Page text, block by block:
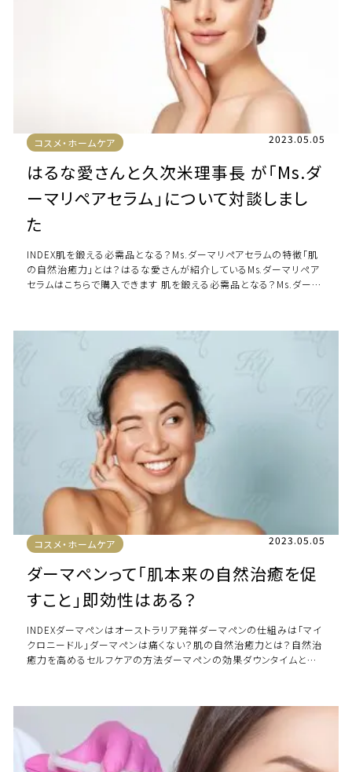
コスメ・ホームケア 2023.05.05
はるな愛さんと久次米理事長 が「Ms.ダ
ーマリペアセラム」について対談しまし
た
INDEX肌を鍛える必需品となる？Ms.ダーマリペアセラムの特徴「肌
の自然治癒力」とは？はるな愛さんが紹介しているMs.ダーマリペア
セラムはこちらで購入できます 肌を鍛える必需品となる？Ms.ダーマ
コスメ・ホームケア 2023.05.05
ダーマペンって「肌本来の自然治癒を促
すこと」即効性はある？
INDEXダーマペンはオーストラリア発祥ダーマペンの仕組みは「マイ
クロニードル」ダーマペンは痛くない？肌の自然治癒力とは？自然治
癒力を高めるセルフケアの方法ダーマペンの効果ダウンタイムと効